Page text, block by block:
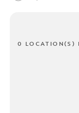
0 LOCATION(S)